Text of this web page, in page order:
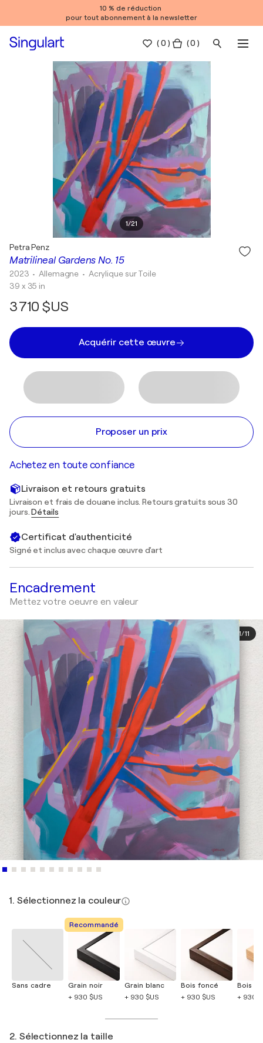
10 % de réduction
pour tout abonnement à la newsletter
(0 ) ( 0 )
1/21
Matrilineal Gardens No. 15
Petra Penz
2023 • Allemagne • Acrylique sur Toile
39 x 35 in
3 710 $US
Acquérir cette œuvre
Proposer un prix
Achetez en toute confiance
Livraison et retours gratuits
Livraison et frais de douane inclus. Retours gratuits sous 30
jours.Détails
Certificat d'authenticité
Signé et inclus avec chaque œuvre d'art
Encadrement
Mettez votre oeuvre en valeur
1/11
1. Sélectionnez la couleur
Sans cadre
Recommandé
Grain noir
+ 930 $US
Grain blanc
+ 930 $US
Bois foncé
+ 930 $US
Bois
+ 930
2. Sélectionnez la taille